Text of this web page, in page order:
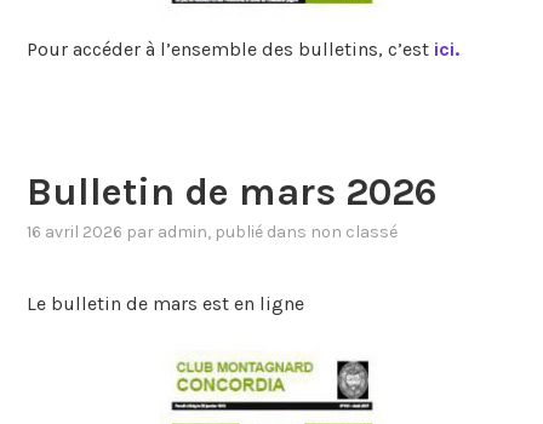
Pour accéder à l’ensemble des bulletins, c’est ici.
Bulletin de mars 2026
16 avril 2026 par admin, publié dans non classé
Le bulletin de mars est en ligne